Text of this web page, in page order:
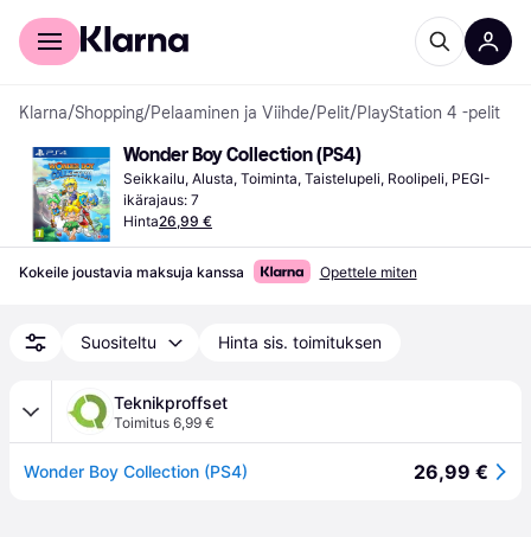
Kuluttajille
Klarna/Shopping/Pelaaminen ja Viihde/Pelit/PlayStation 4 -pelit
Wonder Boy Collection (PS4)
Seikkailu, Alusta, Toiminta, Taistelupeli, Roolipeli, PEGI-
ikärajaus: 7
Hinta26,99 €
Kokeile joustavia maksuja kanssa Opettele miten
Suositeltu Hinta sis. toimituksen
Teknikproffset
Toimitus 6,99 €
Wonder Boy Collection (PS4) 26,99 €